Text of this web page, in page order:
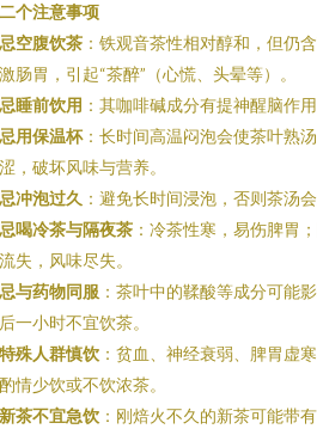
个注意事项
忌空腹饮茶 ：铁观音茶性相对醇和，但仍
肠胃，引起“茶醉”（心慌、头晕等）。
忌睡前饮用 ：其咖啡碱成分有提神醒脑作
忌用保温杯：长时间高温闷泡会使茶叶熟
，破坏风味与营养。
忌冲泡过久 ：避免长时间浸泡，否则茶汤
忌喝冷茶与隔夜茶 ：冷茶性寒，易伤脾胃
失，风味尽失。
忌与药物同服 ：茶叶中的鞣酸等成分可能
一小时不宜饮茶。
特殊人群慎饮 ：贫血、神经衰弱、脾胃虚
情少饮或不饮浓茶。
新茶不宜急饮 ：刚焙火不久的新茶可能带